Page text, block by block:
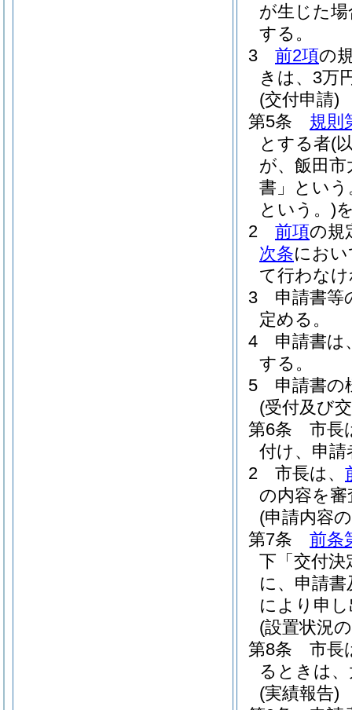
が生じた
する。
3
前2項の
きは、3万
(交付申請)
第5条
規則
とする者(
が、飯田市
書」という
という。)
2
前項の規
次条にお
て行わな
3
申請書等
定める。
4
申請書は
する。
5
申請書の
(受付及び
第6条
市長
付け、申
2
市長は、
の内容を
(申請内容
第7条
前条
下「交付決
に、申請
により申
(設置状況
第8条
市長
るときは
(実績報告)